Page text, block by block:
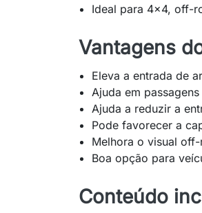
Ideal para 4x4, off-
Vantagens
Eleva a entrada de
Ajuda em
Ajuda a reduzir a
Pode favorecer a
Melhora o visual
Boa opção para
Conteúdo